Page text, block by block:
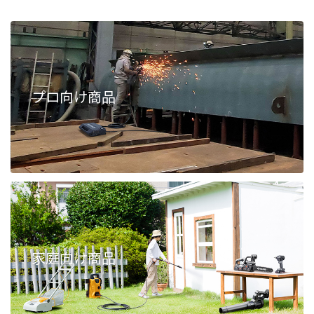
プロ向け商品
家庭向け商品